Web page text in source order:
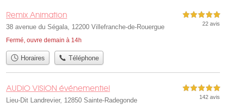
Remix Animation
38 avenue du Ségala, 12200 Villefranche-de-Rouergue
Fermé, ouvre demain à 14h
5,0 étoiles sur 5
22 avis
Horaires Téléphone
AUDIO VISION événementiel
Lieu-Dit Landrevier, 12850 Sainte-Radegonde
5,0 étoiles sur 5
142 avis